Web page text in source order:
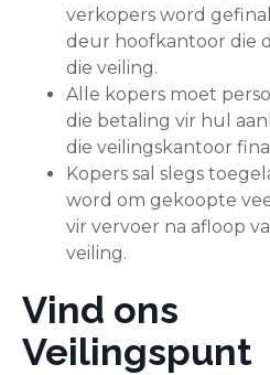
verkopers word
deur hoofkantoor die
die veiling.
Alle kopers moet
die betaling vir hul
die veilingskantoor
Kopers sal slegs
word om gekoopte
vir vervoer na afloop
veiling.
Vind ons
Veilingspunt